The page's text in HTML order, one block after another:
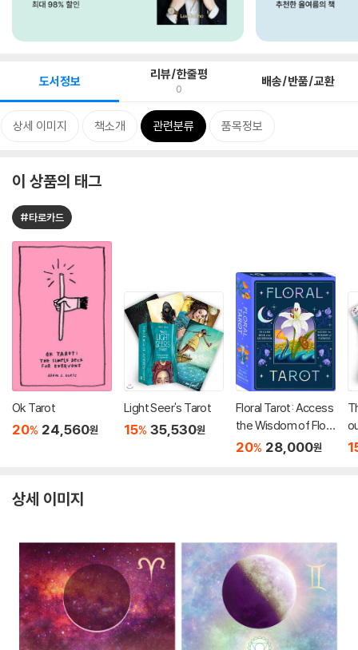
도서정보 리뷰/한줄평
0 배송/반품/교환
상세 이미지 책소개 관련분류 품목정보
이 상품의 태그
#타로카드
Ok Tarot
20% 24,560원
Light Seer's Tarot
15% 35,530원
Floral Tarot: Access
the Wisdom of Flow
ers
20% 28,000원
상세 이미지